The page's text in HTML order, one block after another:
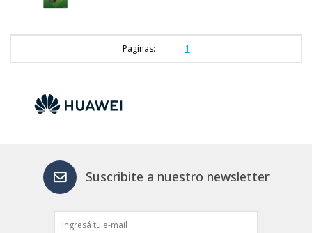
Paginas: 1
Suscribite a nuestro newsletter